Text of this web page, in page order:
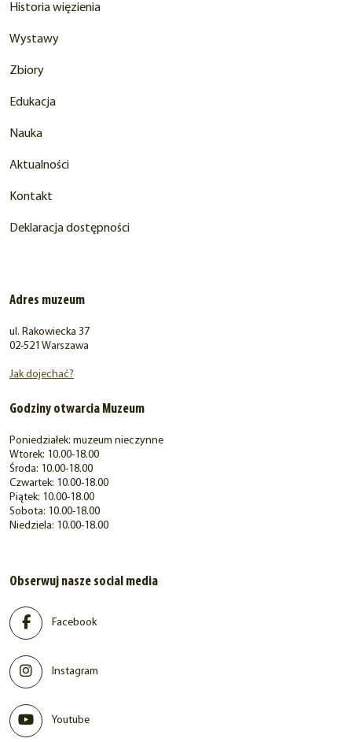
Historia więzienia
Wystawy
Zbiory
Edukacja
Nauka
Aktualności
Kontakt
Deklaracja dostępności
Adres muzeum
ul. Rakowiecka 37
02-521 Warszawa
Jak dojechać?
Godziny otwarcia Muzeum
Poniedziałek: muzeum nieczynne
Wtorek: 10.00-18.00
Środa: 10.00-18.00
Czwartek: 10.00-18.00
Piątek: 10.00-18.00
Sobota: 10.00-18.00
Niedziela: 10.00-18.00
Obserwuj nasze social media
Facebook
Instagram
Youtube